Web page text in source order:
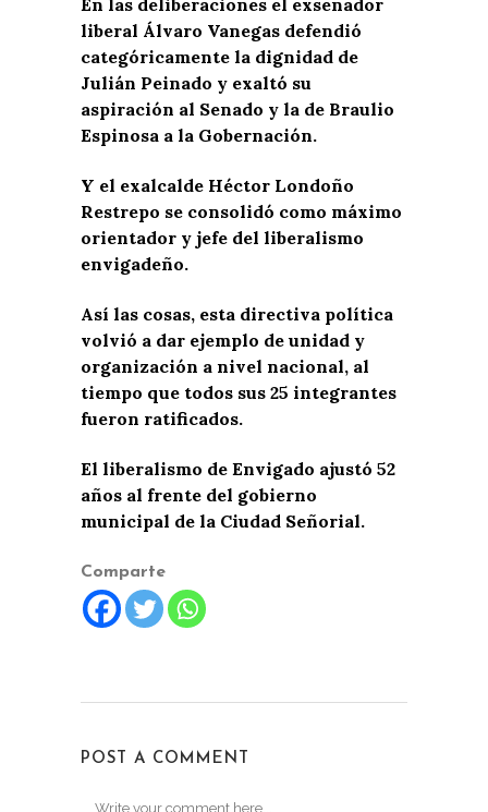
liberal Álvaro Vanegas defendió
categóricamente la dignidad de
Julián Peinado y exaltó su
aspiración al Senado y la de Braulio
Espinosa a la Gobernación.
Y el exalcalde Héctor Londoño
Restrepo se consolidó como máximo
orientador y jefe del liberalismo
envigadeño.
Así las cosas, esta directiva política
volvió a dar ejemplo de unidad y
organización a nivel nacional, al
tiempo que todos sus 25 integrantes
fueron ratificados.
El liberalismo de Envigado ajustó 52
años al frente del gobierno
municipal de la Ciudad Señorial.
Comparte
POST A COMMENT